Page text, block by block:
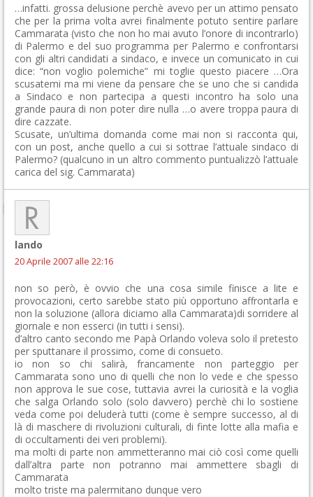
…infatti. grossa delusione perchè avevo per un attimo pensato
che per la prima volta avrei finalmente potuto sentire parlare
Cammarata (visto che non ho mai avuto l’onore di incontrarlo)
di Palermo e del suo programma per Palermo e confrontarsi
con gli altri candidati a sindaco, e invece un comunicato in cui
dice: “non voglio polemiche” mi toglie questo piacere …Ora
scusatemi ma mi viene da pensare che se uno che si candida
a Sindaco e non partecipa a questi incontro ha solo una
grande paura di non poter dire nulla …o avere troppa paura di
dire cazzate.
Scusate, un’ultima domanda come mai non si racconta qui,
con un post, anche quello a cui si sottrae l’attuale sindaco di
Palermo? (qualcuno in un altro commento puntualizzò l’attuale
carica del sig. Cammarata)
lando
20 Aprile 2007 alle 22:16
non so però, è ovvio che una cosa simile finisce a lite e
provocazioni, certo sarebbe stato più opportuno affrontarla e
non la soluzione (allora diciamo alla Cammarata)di sorridere al
giornale e non esserci (in tutti i sensi).
d’altro canto secondo me Papà Orlando voleva solo il pretesto
per sputtanare il prossimo, come di consueto.
io non so chi salirà, francamente non parteggio per
Cammarata sono uno di quelli che non lo vede e che spesso
non approva le sue cose, tuttavia avrei la curiosità e la voglia
che salga Orlando solo (solo davvero) perchè chi lo sostiene
veda come poi deluderà tutti (come è sempre successo, al di
là di maschere di rivoluzioni culturali, di finte lotte alla mafia e
di occultamenti dei veri problemi).
ma molti di parte non ammetteranno mai ciò così come quelli
dall’altra parte non potranno mai ammettere sbagli di
Cammarata
molto triste ma palermitano dunque vero